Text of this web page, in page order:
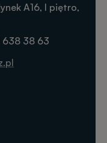
A16, I piętro,
38 63